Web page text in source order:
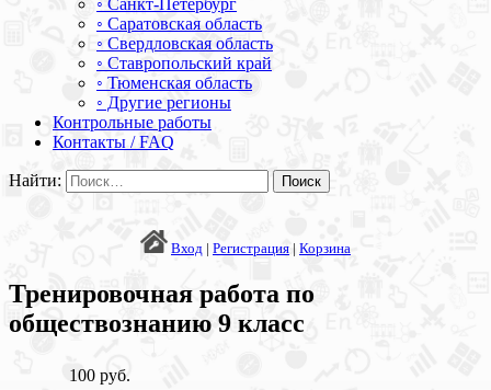
◦ Санкт-Петербург
◦ Саратовская область
◦ Свердловская область
◦ Ставропольский край
◦ Тюменская область
◦ Другие регионы
Контрольные работы
Контакты / FAQ
Найти:
Вход | Регистрация | Корзина
Тренировочная работа по
обществознанию 9 класс
100 руб.